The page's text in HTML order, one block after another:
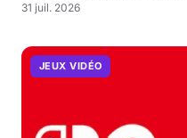
31 juil. 2026
JEUX VIDÉO